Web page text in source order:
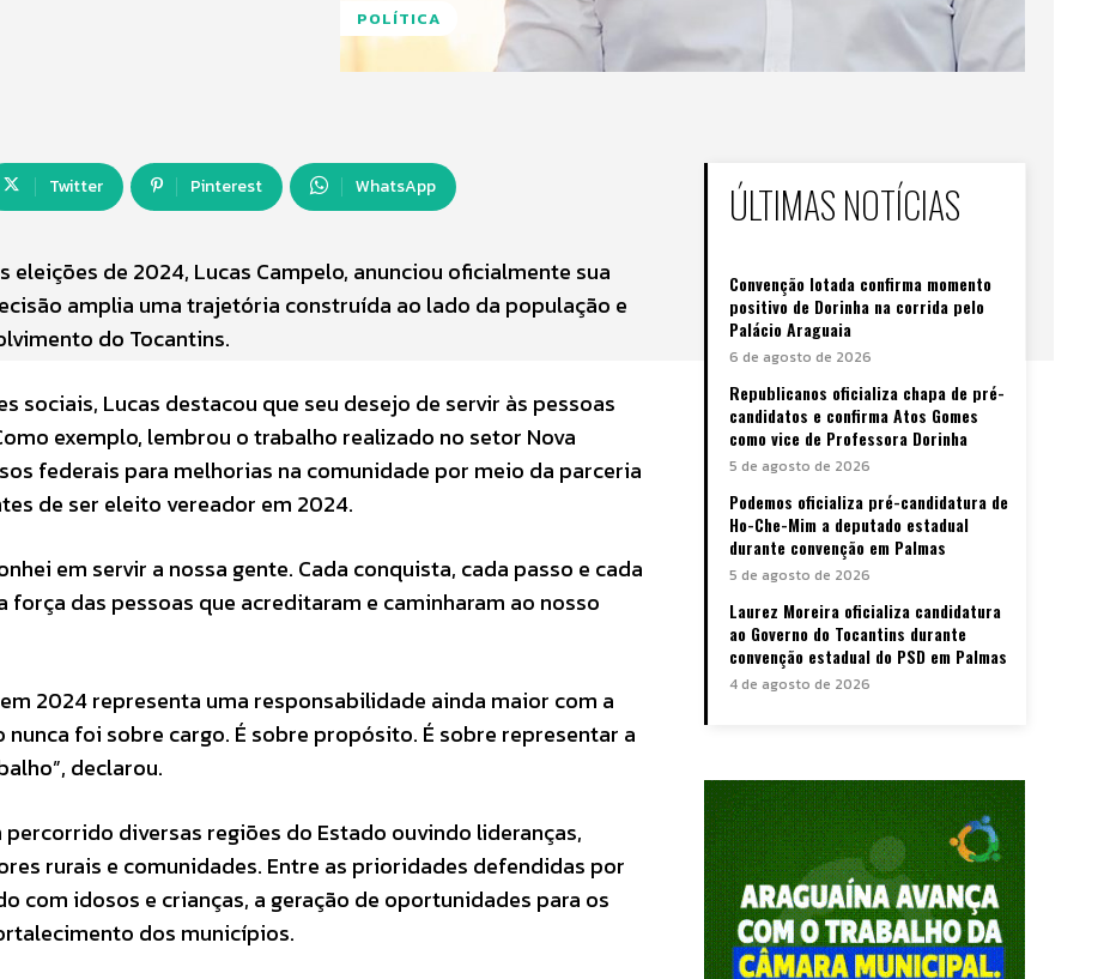
POLÍTICA
Twitter Pinterest WhatsApp
de 2024, Lucas Campelo, anunciou oficialmente sua
amplia uma trajetória construída ao lado da população e
do Tocantins.
sociais, Lucas destacou que seu desejo de servir às pessoas
exemplo, lembrou o trabalho realizado no setor Nova
federais para melhorias na comunidade por meio da parceria
de ser eleito vereador em 2024.
em servir a nossa gente. Cada conquista, cada passo e cada
das pessoas que acreditaram e caminharam ao nosso
2024 representa uma responsabilidade ainda maior com a
foi sobre cargo. É sobre propósito. É sobre representar a
declarou.
diversas regiões do Estado ouvindo lideranças,
rurais e comunidades. Entre as prioridades defendidas por
com idosos e crianças, a geração de oportunidades para os
dos municípios.
ÚLTIMAS NOTÍCIAS
Convenção lotada confirma momento
positivo de Dorinha na corrida pelo
Palácio Araguaia
6 de agosto de 2026
Republicanos oficializa chapa de pré-
candidatos e confirma Atos Gomes
como vice de Professora Dorinha
5 de agosto de 2026
Podemos oficializa pré-candidatura de
Ho-Che-Mim a deputado estadual
durante convenção em Palmas
5 de agosto de 2026
Laurez Moreira oficializa candidatura
ao Governo do Tocantins durante
convenção estadual do PSD em Palmas
4 de agosto de 2026